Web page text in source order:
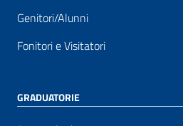
Genitori/Alunni
Fonitori e Visitatori
GRADUATORIE